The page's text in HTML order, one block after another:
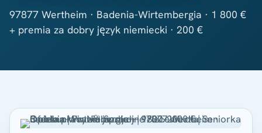
97877 Wertheim · Badenia-Wirtembergia · 1 800 €
+ premia za dobry język niemiecki · 200 €